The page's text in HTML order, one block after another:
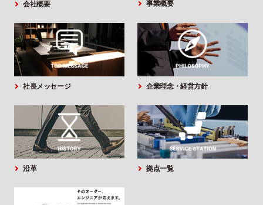
会社概要 事業概要
社長メッセージ 企業理念・経営方針
沿革 拠点一覧